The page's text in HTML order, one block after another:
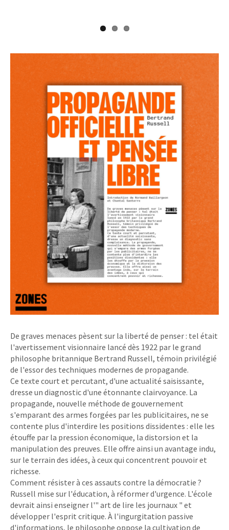
De graves menaces pèsent sur la liberté de penser : tel était
l'avertissement visionnaire lancé dès 1922 par le grand
philosophe britannique Bertrand Russell, témoin privilégié
de l'essor des techniques modernes de propagande.
Ce texte court et percutant, d'une actualité saisissante,
dresse un diagnostic d'une étonnante clairvoyance. La
propagande, nouvelle méthode de gouvernement
s'emparant des armes forgées par les publicitaires, ne se
contente plus d'interdire les positions dissidentes : elle les
étouffe par la pression économique, la distorsion et la
manipulation des preuves. Elle offre ainsi un avantage indu,
sur le terrain des idées, à ceux qui concentrent pouvoir et
richesse.
Comment résister à ces assauts contre la démocratie ?
Russell mise sur l'éducation, à réformer d'urgence. L'école
devrait ainsi enseigner l'" art de lire les journaux " et
développer l'esprit critique. À l'ingurgitation passive
d'informations, le philosophe oppose la cultivation de